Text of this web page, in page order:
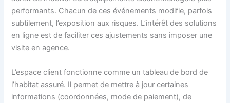
performants. Chacun de ces événements modifie, parfois
subtilement, l’exposition aux risques. L’intérêt des solutions
en ligne est de faciliter ces ajustements sans imposer une
visite en agence.
L’espace client fonctionne comme un tableau de bord de
l’habitat assuré. Il permet de mettre à jour certaines
informations (coordonnées, mode de paiement), de